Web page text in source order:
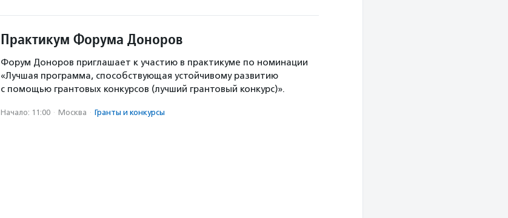
Практикум Форума Доноров
Форум Доноров приглашает к участию в практикуме по номинации
«Лучшая программа, способствующая устойчивому развитию
с помощью грантовых конкурсов (лучший грантовый конкурс)».
Начало: 11:00 · Москва · Гранты и конкурсы